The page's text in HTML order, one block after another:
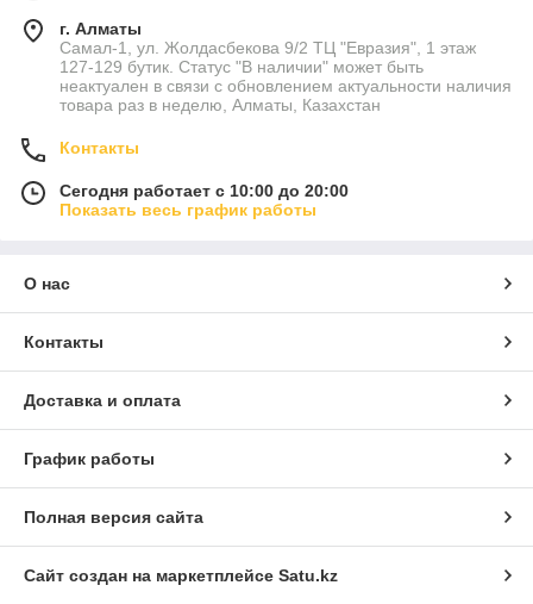
г. Алматы
Самал-1, ул. Жолдасбекова 9/2 ТЦ "Евразия", 1 этаж
127-129 бутик. Статус "В наличии" может быть
неактуален в связи с обновлением актуальности наличия
товара раз в неделю, Алматы, Казахстан
Контакты
Сегодня работает с 10:00 до 20:00
Показать весь график работы
О нас
Контакты
Доставка и оплата
График работы
Полная версия сайта
Сайт создан на маркетплейсе Satu.kz